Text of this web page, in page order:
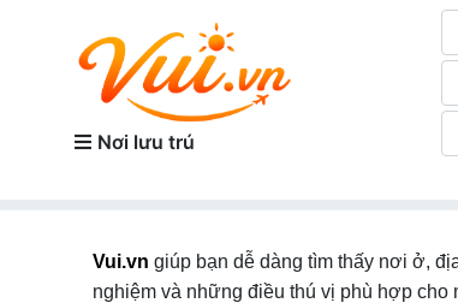
Nơi lưu trú
Vui.vn giúp bạn dễ dàng tìm thấy nơi ở,
nghiệm và những điều thú vị phù hợp cho